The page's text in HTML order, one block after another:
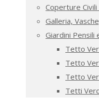
Coperture Civili
Galleria,
Giardini Pensili
Tetto
Tetto
Tetto
Tetti